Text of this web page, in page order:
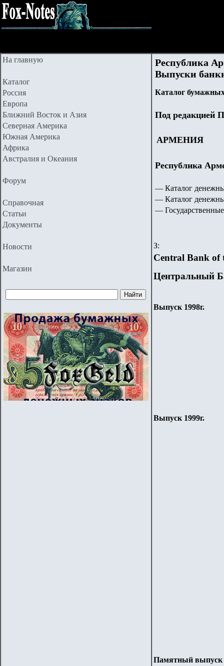
На главную
Каталог
Россия
Европа
Ближний Восток и Азия
Северная Америка
Южная Америка
Африка
Австралия и Океания
Форум
Справочная
Статьи
Документы
Новости
Магазин
Республика
Выпуски
Каталог
Под редакцией
АРМЕНИЯ
Республика
— Каталог
— Каталог
—
З:
Central Bank of
Центральный
Выпуск 1998г.
Выпуск 1999г.
Памятный выпуск